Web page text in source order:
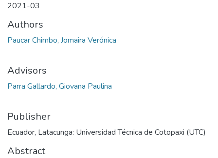
2021-03
Authors
Paucar Chimbo, Jomaira Verónica
Advisors
Parra Gallardo, Giovana Paulina
Publisher
Ecuador, Latacunga: Universidad Técnica de Cotopaxi (UTC)
Abstract